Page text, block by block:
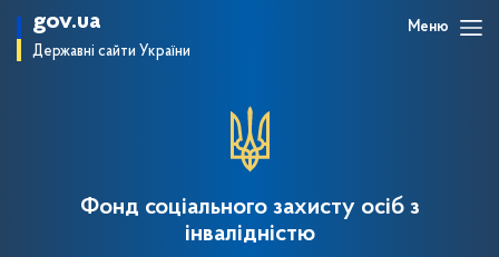
gov.ua
Державні сайти України
Меню
Фонд соціального захисту осіб з
інвалідністю